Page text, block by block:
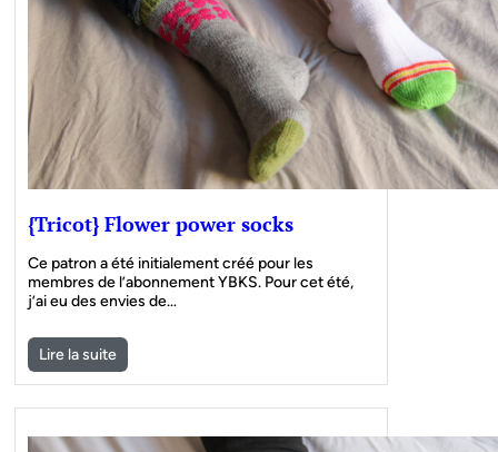
{Tricot} Flower power socks
Ce patron a été initialement créé pour les
membres de l’abonnement YBKS. Pour cet été,
j’ai eu des envies de…
Lire la suite